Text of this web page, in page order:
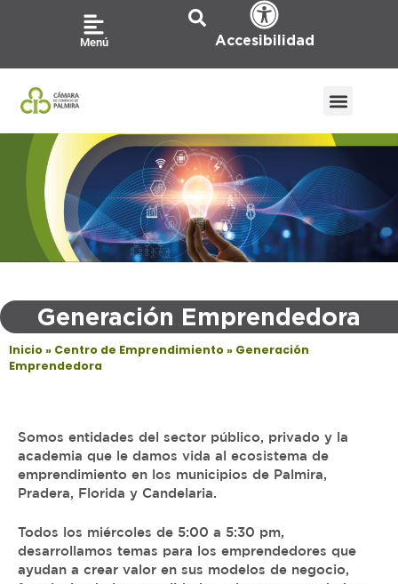
Menú Accesibilidad
Generación Emprendedora
Inicio» Centro de Emprendimiento» Generación
Emprendedora
Somos entidades del sector público, privado y la
academia que le damos vida al ecosistema de
emprendimiento en los municipios de Palmira,
Pradera, Florida y Candelaria.
Todos los miércoles de 5:00 a 5:30 pm,
desarrollamos temas para los emprendedores que
ayudan a crear valor en sus modelos de negocio,